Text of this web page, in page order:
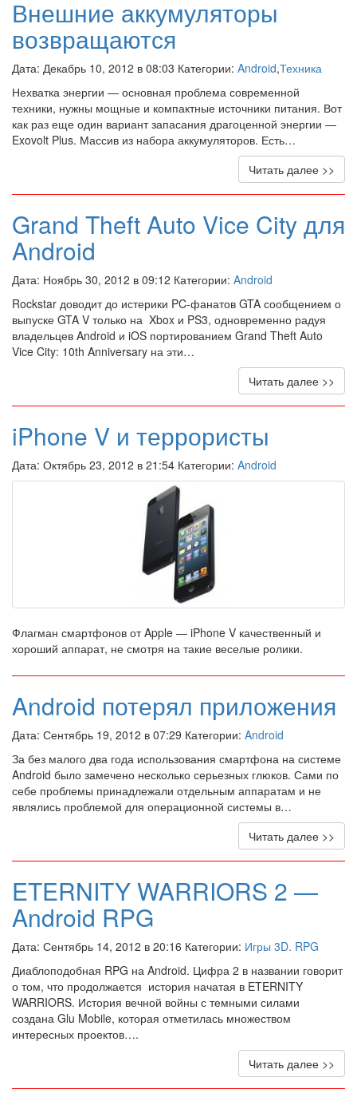
Внешние аккумуляторы
возвращаются
Дата: Декабрь 10, 2012 в 08:03 Категории: Android,Техника
Нехватка энергии — основная проблема современной
техники, нужны мощные и компактные источники питания. Вот
как раз еще один вариант запасания драгоценной энергии —
Exovolt Plus. Массив из набора аккумуляторов. Есть…
Читать далее >>
Grand Theft Auto Vice City для
Android
Дата: Ноябрь 30, 2012 в 09:12 Категории: Android
Rockstar доводит до истерики PC-фанатов GTA сообщением о
выпуске GTA V только на Xbox и PS3, одновременно радуя
владельцев Android и iOS портированием Grand Theft Auto
Vice City: 10th Anniversary на эти…
Читать далее >>
iPhone V и террористы
Дата: Октябрь 23, 2012 в 21:54 Категории: Android
Флагман смартфонов от Apple — iPhone V качественный и
хороший аппарат, не смотря на такие веселые ролики.
Android потерял приложения
Дата: Сентябрь 19, 2012 в 07:29 Категории: Android
За без малого два года использования смартфона на системе
Android было замечено несколько серьезных глюков. Сами по
себе проблемы принадлежали отдельным аппаратам и не
являлись проблемой для операционной системы в…
Читать далее >>
ETERNITY WARRIORS 2 —
Android RPG
Дата: Сентябрь 14, 2012 в 20:16 Категории: Игры 3D. RPG
Диаблоподобная RPG на Android. Цифра 2 в названии говорит
о том, что продолжается история начатая в ETERNITY
WARRIORS. История вечной войны с темными силами
создана Glu Mobile, которая отметилась множеством
интересных проектов….
Читать далее >>